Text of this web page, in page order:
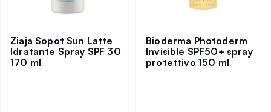
Ziaja Sopot Sun Latte
Idratante Spray SPF 30
170 ml
Bioderma Photoderm
Invisible SPF50+ spray
protettivo 150 ml